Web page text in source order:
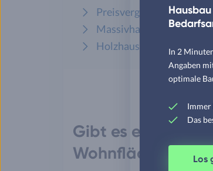
Preisvergleich Fertighaus
Massivhaus
Holzhaus: Kosten-
Gibt es einen
Wohnfläche?
In 2
Angaben
optimale
Das
Los